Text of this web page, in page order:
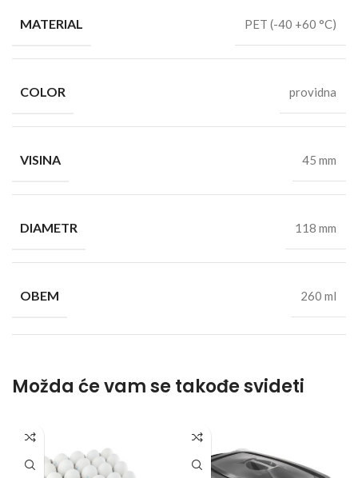
MATERIAL PET (-40 +60 °C)
COLOR providna
VISINA 45 mm
DIAMETR 118 mm
OBEM 260 ml
Možda će vam se takođe svideti